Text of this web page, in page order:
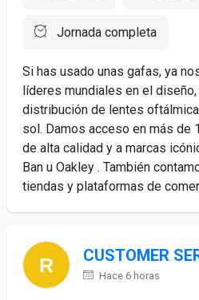
Jornada completa
Si has usado unas gafas, ya
líderes mundiales en el
distribución de lentes
sol. Damos acceso en más de
de alta calidad y a marcas
Ban u Oakley . También
tiendas y plataformas de
CUSTOMER
Hace 6 horas